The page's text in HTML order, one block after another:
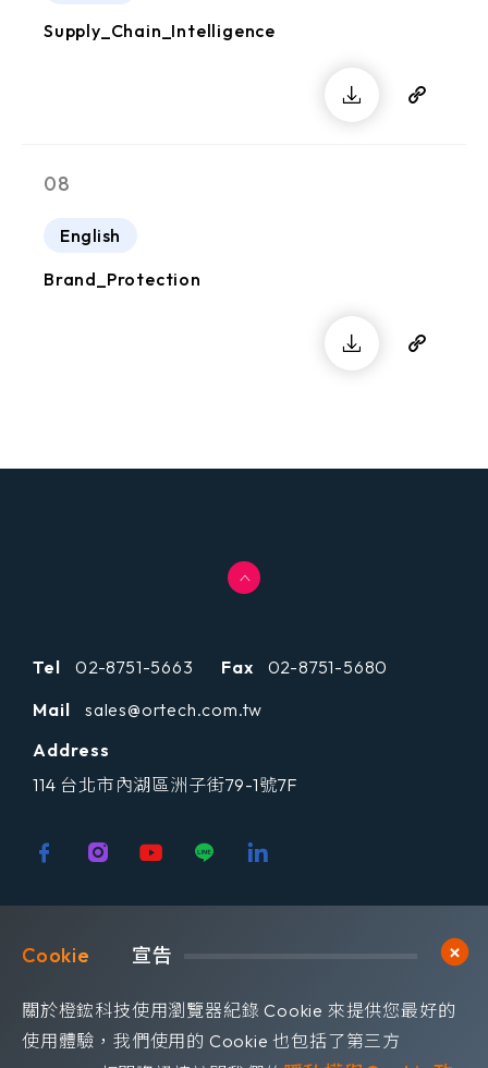
Supply_Chain_Intelligence
08
English
Brand_Protection
Tel 02-8751-5663 Fax
02-8751-5680
Mail
sales@ortech.com.tw
Address
114 台北市內湖區洲子街79-1號7F
宣告
關於橙鋐科技使用瀏覽器紀錄 Cookie 來提供您最好的
使用體驗，我們使用的 Cookie 也包括了第三方